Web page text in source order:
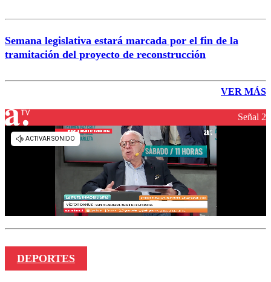
Semana legislativa estará marcada por el fin de la
tramitación del proyecto de reconstrucción
VER MÁS
Señal 2
DEPORTES